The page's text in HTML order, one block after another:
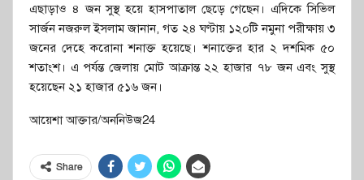
এছাড়াও ৪ জন সুস্থ হয়ে হাসপাতাল ছেড়ে গেছেন। এদিকে সিভিল
সার্জন নজরুল ইসলাম জানান, গত ২৪ ঘণ্টায় ১২০টি নমুনা পরীক্ষায় ৩
জনের দেহে করোনা শনাক্ত হয়েছে। শনাক্তের হার ২ দশমিক ৫০
শতাংশ। এ পর্যন্ত জেলায় মোট আক্রান্ত ২২ হাজার ৭৮ জন এবং সুস্থ
হয়েছেন ২১ হাজার ৫১৬ জন।
আয়েশা আক্তার/অননিউজ24
Share